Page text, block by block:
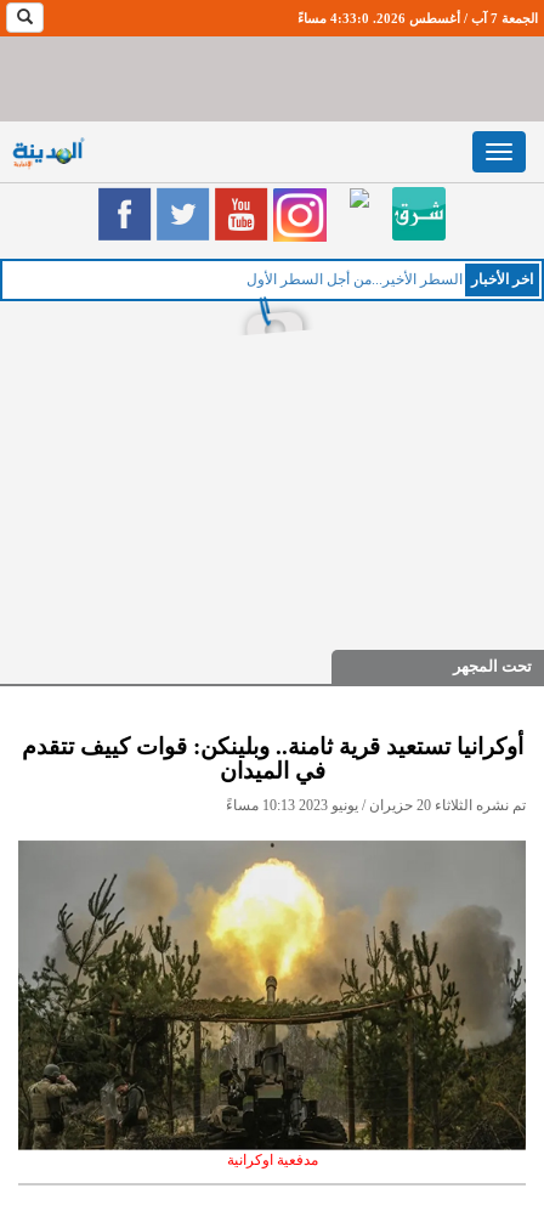
الجمعة 7 آب / أغسطس 2026. 4:33:1 مساءً
Toggle
navigation
اخر اﻷخبار الخميس
تحت المجهر
أوكرانيا تستعيد قرية ثامنة.. وبلينكن: قوات كييف تتقدم
في الميدان
تم نشره الثلاثاء 20 حزيران / يونيو 2023 10:13 مساءً
مدفعية اوكرانية